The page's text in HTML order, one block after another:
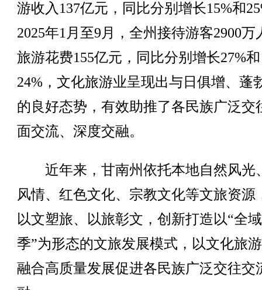
游收入137亿元，同比分别增长15%和
2025年1月至9月，全州接待游客2900万
旅游花费155亿元，同比分别增长27%和
24%，文化旅游业呈现出与日俱增、蓬
的良好态势，有效助推了各民族广泛交
面交流、深度交融。
近年来，甘南州依托本地自然风光
风情、红色文化、宗教文化等文旅资源
以文塑旅、以旅彰文，创新打造以“全
季”为形态的文旅发展模式，以文化旅
融合高质量发展促进各民族广泛交往交